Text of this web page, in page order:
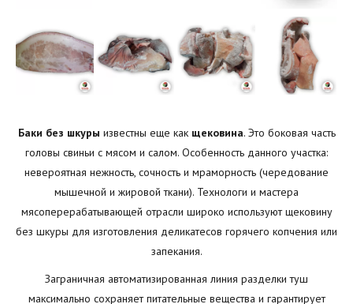
Баки без шкуры известны еще как щековина. Это боковая часть
головы свиньи с мясом и салом. Особенность данного участка:
невероятная нежность, сочность и мраморность (чередование
мышечной и жировой ткани). Технологи и мастера
мясоперерабатывающей отрасли широко используют щековину
без шкуры для изготовления деликатесов горячего копчения или
запекания.
Заграничная автоматизированная линия разделки туш
максимально сохраняет питательные вещества и гарантирует